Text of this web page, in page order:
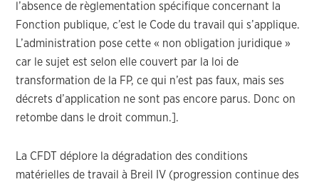
l’absence de règlementation spécifique concernant la
Fonction publique, c’est le Code du travail qui s’applique.
L’administration pose cette « non obligation juridique »
car le sujet est selon elle couvert par la loi de
transformation de la FP, ce qui n’est pas faux, mais ses
décrets d’application ne sont pas encore parus. Donc on
retombe dans le droit commun.].
La CFDT déplore la dégradation des conditions
matérielles de travail à Breil IV (progression continue des